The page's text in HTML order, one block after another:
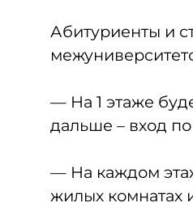
Абитуриенты и
— На 1 этаже
дальше – вход
— На каждом
жилых комнатах